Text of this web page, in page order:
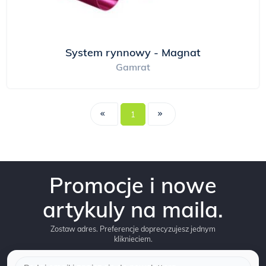
System rynnowy - Magnat
Gamrat
1
Promocje i nowe
artykuly na maila.
Zostaw adres. Preferencje doprecyzujesz jednym
kliknieciem.